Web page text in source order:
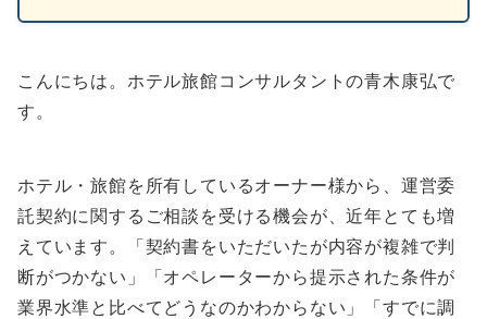
こんにちは。ホテル旅館コンサルタントの青木康弘で
す。
ホテル・旅館を所有しているオーナー様から、運営委
託契約に関するご相談を受ける機会が、近年とても増
えています。「契約書をいただいたが内容が複雑で判
断がつかない」「オペレーターから提示された条件が
業界水準と比べてどうなのかわからない」「すでに調